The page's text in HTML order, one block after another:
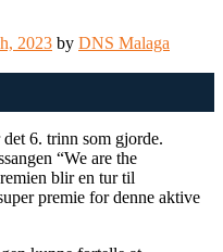
2023 by DNS Malaga
6. trinn som gjorde.
“We are the
blir en tur til
premie for denne aktive